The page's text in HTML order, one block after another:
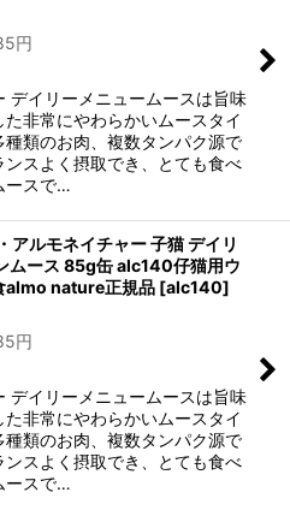
円
デイリーメニュームースは旨味
非常にやわらかいムースタイ
種類のお肉、複数タンパク源で
ンスよく摂取でき、とても食べ
ースで…
アルモネイチャー 子猫 デイリ
ムース 85g缶 alc140仔猫用ウ
almo nature正規品 [alc140]
円
デイリーメニュームースは旨味
非常にやわらかいムースタイ
種類のお肉、複数タンパク源で
ンスよく摂取でき、とても食べ
ースで…